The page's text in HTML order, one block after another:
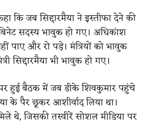
कि जब सिद्दारमैया ने इस्तीफा देने की
सदस्य भावुक हो गए। अधिकांश
पाए और रो पड़े। मंत्रियों को भावुक
सिद्दारमैया भी भावुक हो गए।
हुई बैठक में जब डीके शिवकुमार पहुंचे
के पैर छूकर आशीर्वाद लिया था।
थे, जिसकी तस्वीरें सोशल मीडिया पर